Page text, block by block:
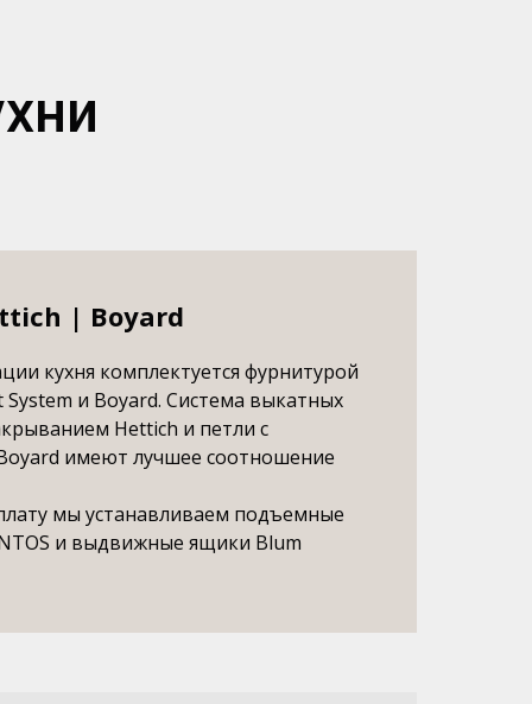
| Boyard
кухня комплектуется фурнитурой
System и Boyard. Система выкатных
Hettich и петли с
имеют лучшее соотношение
мы устанавливаем подъемные
и выдвижные ящики Blum